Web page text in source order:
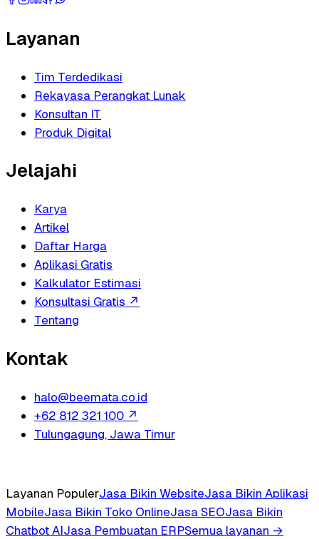
Layanan
Tim Terdedikasi
Rekayasa Perangkat Lunak
Konsultan IT
Produk Digital
Jelajahi
Karya
Artikel
Daftar Harga
Aplikasi Gratis
Kalkulator Estimasi
Konsultasi Gratis ↗
Tentang
Kontak
halo@beemata.co.id
+62 812 321 100 ↗
Tulungagung, Jawa Timur
Layanan PopulerJasa Bikin WebsiteJasa Bikin Aplikasi
MobileJasa Bikin Toko OnlineJasa SEOJasa Bikin
Chatbot AIJasa Pembuatan ERPSemua layanan →